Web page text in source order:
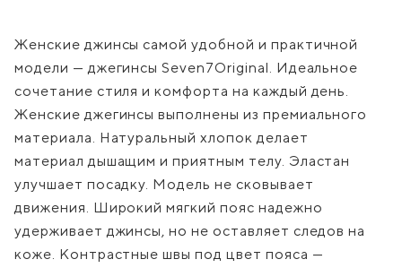
Женские джинсы самой удобной и практичной
модели — джегинсы Seven7Original. Идеальное
сочетание стиля и комфорта на каждый день.
Женские джегинсы выполнены из премиального
материала. Натуральный хлопок делает
материал дышащим и приятным телу. Эластан
улучшает посадку. Модель не сковывает
движения. Широкий мягкий пояс надежно
удерживает джинсы, но не оставляет следов на
коже. Контрастные швы под цвет пояса —